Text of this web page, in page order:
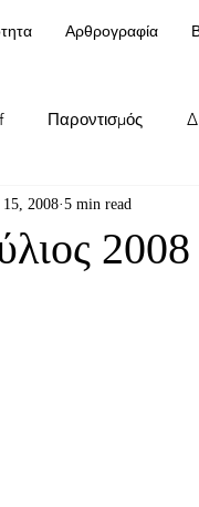
Αρθρογραφία
Παροντισμός
2008
15, 2008 5 min read